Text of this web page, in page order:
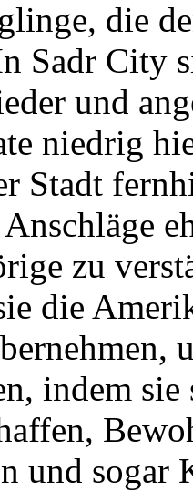
die
Sadr City
und
niedrig
Stadt
zu
die
indem
und sogar